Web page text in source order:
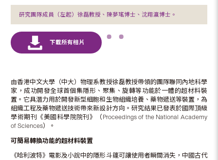
研究團隊成員（左起）徐磊教授、陳夢瑤博士、沈翔瀛博士。
由香港中文大學（中大）物理系教授徐磊教授帶領的團隊聯同內地科學
家，成功開發全球首個集隱形、聚集、旋轉等功能於一體的超材料裝
置。它具潛力用於開發新型細胞和生物組織培養、藥物遞送等裝置，為
組織工程及藥物遞送技術帶來新設計方向。研究結果已發表於國際頂級
學術期刊《美國科學院院刊》（Proceedings of the National Academy
of Sciences）。
可簡易轉換功能的超材料裝置
《哈利波特》電影及小說中的隱形斗篷可讓使用者瞬間消失，中國古代